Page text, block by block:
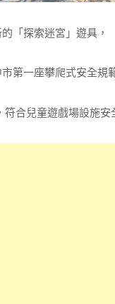
「探索迷宮」遊具，
第一座攀爬式安全規
符合兒童遊戲場設施安